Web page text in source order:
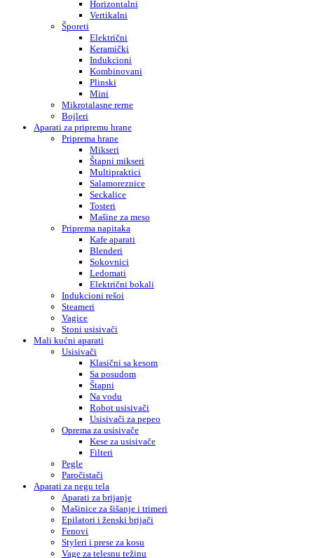
Horizontalni
Vertikalni
Šporeti
Električni
Keramički
Indukcioni
Kombinovani
Plinski
Mini
Mikrotalasne rerne
Bojleri
Aparati za pripremu hrane
Priprema hrane
Mikseri
Štapni mikseri
Multipraktici
Salamoreznice
Seckalice
Tosteri
Mašine za meso
Priprema napitaka
Kafe aparati
Blenderi
Sokovnici
Ledomati
Električni bokali
Indukcioni rešoi
Steameri
Vagice
Stoni usisivači
Mali kućni aparati
Usisivači
Klasični sa kesom
Sa posudom
Štapni
Na vodu
Robot usisivači
Usisivači za pepeo
Oprema za usisivače
Kese za usisivače
Filteri
Pegle
Paročistači
Aparati za negu tela
Aparati za brijanje
Mašinice za šišanje i trimeri
Epilatori i ženski brijači
Fenovi
Styleri i prese za kosu
Vage za telesnu težinu